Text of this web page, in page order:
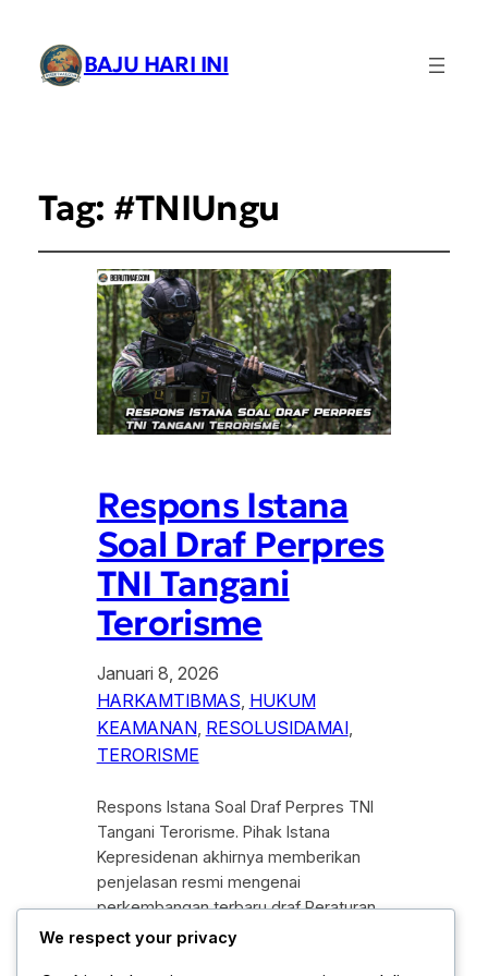
BAJU HARI INI
Tag: #TNIUngu
Respons Istana
Soal Draf Perpres
TNI Tangani
Terorisme
Januari 8, 2026
HARKAMTIBMAS, HUKUM
KEAMANAN, RESOLUSIDAMAI
TERORISME
Respons Istana Soal Draf Perpres TNI
Tangani Terorisme. Pihak Istana
Kepresidenan akhirnya memberikan
penjelasan resmi mengenai
perkembangan terbaru draf Peraturan
Presiden (Perpres) tentang pelibatan
We respect your privacy